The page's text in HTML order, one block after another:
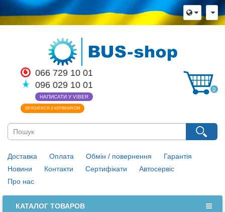
066 729 10 01
096 029 10 01
НАПИСАТИ У VIBER
ЗВ’ЯЗАТИСЯ З КЕРІВНИКОМ
0
Доставка Оплата Обмін / повернення
Гарантія
Новини
Контакти Сертифікати
Автосервіс
Про нас
КАТАЛОГ ТОВАРОВ
×
Мова магазину
Русский
Закрити